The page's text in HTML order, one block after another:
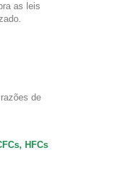
as leis
de
HFCs